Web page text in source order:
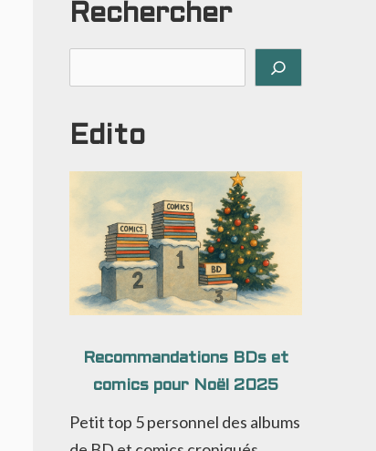
Rechercher
Edito
Recommandations BDs et
comics pour Noël 2025
Petit top 5 personnel des albums